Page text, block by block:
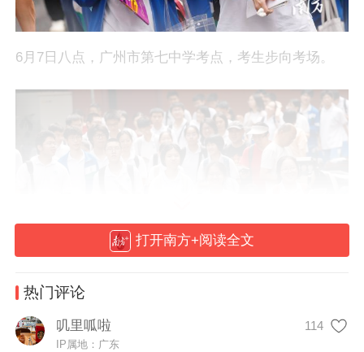
6月7日八点，广州市第七中学考点，考生步向考场。
6月7日八点，广州市第七中学考点，考生们步入考场。
打开南方+阅读全文
热门评论
叽里呱啦 114
IP属地：广东